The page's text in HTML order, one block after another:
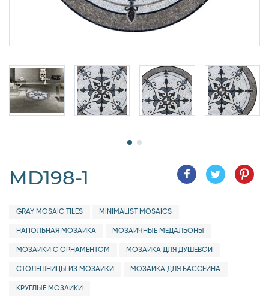
MD198-1
GRAY MOSAIC TILES MINIMALIST MOSAICS
НАПОЛЬНАЯ МОЗАИКА МОЗАИЧНЫЕ МЕДАЛЬОНЫ
МОЗАИКИ С ОРНАМЕНТОМ МОЗАИКА ДЛЯ ДУШЕВОЙ
СТОЛЕШНИЦЫ ИЗ МОЗАИКИ МОЗАИКА ДЛЯ БАССЕЙНА
КРУГЛЫЕ МОЗАИКИ